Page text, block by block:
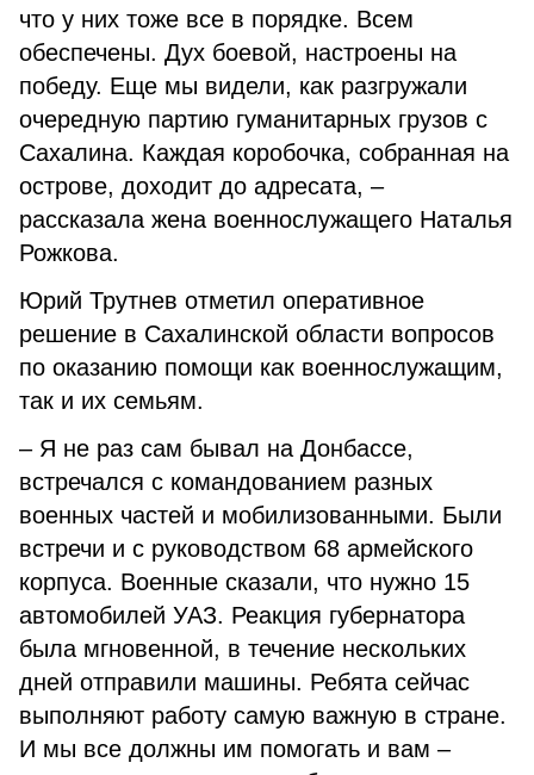
что у них тоже все в порядке. Всем
обеспечены. Дух боевой, настроены на
победу. Еще мы видели, как разгружали
очередную партию гуманитарных грузов с
Сахалина. Каждая коробочка, собранная на
острове, доходит до адресата, –
рассказала жена военнослужащего Наталья
Рожкова.
Юрий Трутнев отметил оперативное
решение в Сахалинской области вопросов
по оказанию помощи как военнослужащим,
так и их семьям.
– Я не раз сам бывал на Донбассе,
встречался с командованием разных
военных частей и мобилизованными. Были
встречи и с руководством 68 армейского
корпуса. Военные сказали, что нужно 15
автомобилей УАЗ. Реакция губернатора
была мгновенной, в течение нескольких
дней отправили машины. Ребята сейчас
выполняют работу самую важную в стране.
И мы все должны им помогать и вам –